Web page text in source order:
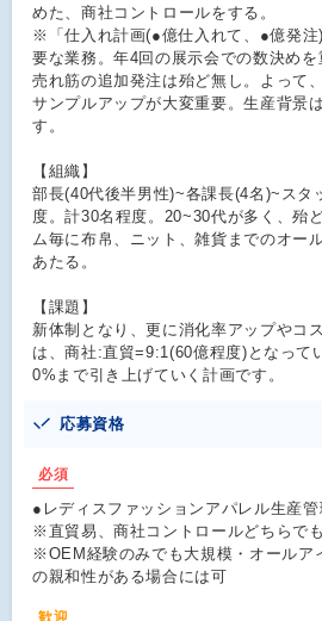
めた、商社コントロールをする。
※「仕入れ計画(●億仕入れて、●億発
要な業務。年4回の展示会での数決め
売れ筋の追加発注は殆ど無し。よって
サンプルアップが大変重要。生産背景
す。
【組織】
部長(40代後半男性)~各課長(4名)~スタ
度。計30名程度。20~30代が多く、殆
ム毎に布帛、ニット、雑貨までのオー
あたる。
【課題】
新体制となり、更に消化率アップやコ
は、商社:直貿=9:1(60億程度)となって
0%まで引き上げていく計画です。
応募資格
必須
●レディスファッションアパレル生産
※直貿易、商社コントロールどちらで
※OEM経験のみでも大規模・オールア
の親和性がある場合には可
歓迎